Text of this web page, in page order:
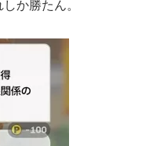
か勝たん。